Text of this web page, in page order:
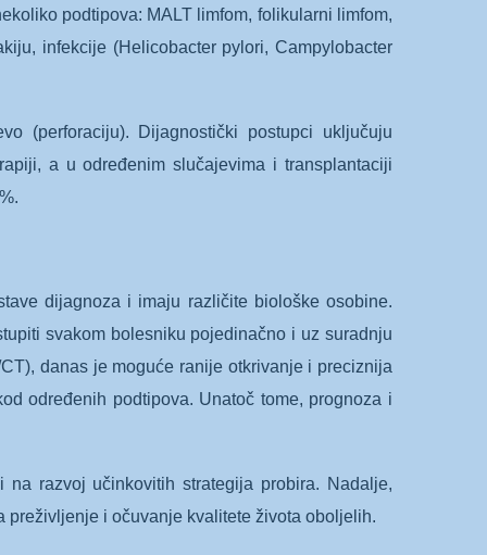
podtipova: MALT limfom, folikularni limfom,
infekcije (Helicobacter pylori, Campylobacter
(perforaciju). Dijagnostički postupci uključuju
a u određenim slučajevima i transplantaciji
dijagnoza i imaju različite biološke osobine.
svakom bolesniku pojedinačno i uz suradnju
danas je moguće ranije otkrivanje i preciznija
određenih podtipova. Unatoč tome, prognoza i
razvoj učinkovitih strategija probira. Nadalje,
i očuvanje kvalitete života oboljelih.